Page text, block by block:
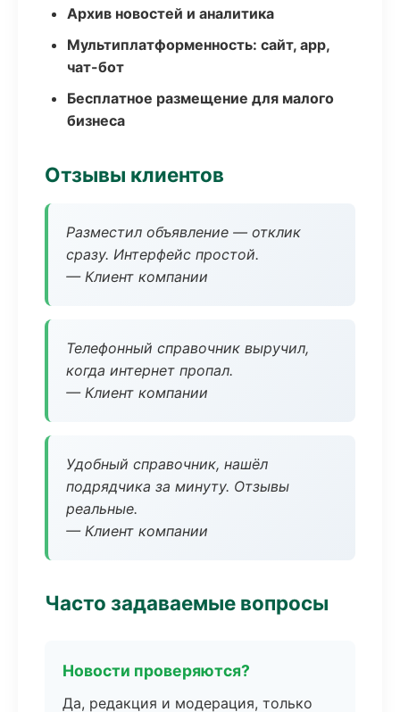
Архив новостей и аналитика
Мультиплатформенность: сайт, app,
чат-бот
Бесплатное размещение для малого
бизнеса
Отзывы клиентов
Разместил объявление — отклик
сразу. Интерфейс простой.
— Клиент компании
Телефонный справочник выручил,
когда интернет пропал.
— Клиент компании
Удобный справочник, нашёл
подрядчика за минуту. Отзывы
реальные.
— Клиент компании
Часто задаваемые вопросы
Новости проверяются?
Да, редакция и модерация, только